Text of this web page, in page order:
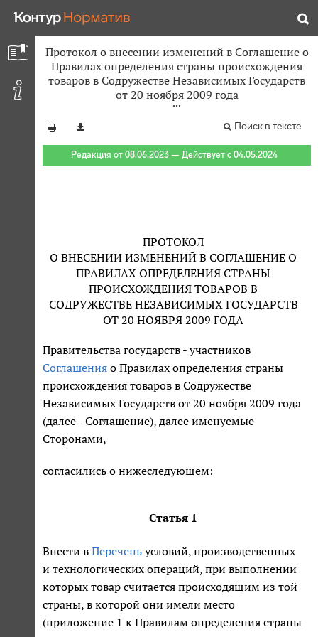
Протокол о внесении изменений в Соглашение о
Правилах определения страны происхождения
товаров в Содружестве Независимых Государств
от 20 ноября 2009 года
Поиск в тексте
Редакция от 08.06.2023 — Действует с 04.05.2024
ПРОТОКОЛ
О ВНЕСЕНИИ ИЗМЕНЕНИЙ В СОГЛАШЕНИЕ О
ПРАВИЛАХ ОПРЕДЕЛЕНИЯ СТРАНЫ
ПРОИСХОЖДЕНИЯ ТОВАРОВ В
СОДРУЖЕСТВЕ НЕЗАВИСИМЫХ ГОСУДАРСТВ
ОТ 20 НОЯБРЯ 2009 ГОДА
Правительства государств - участников
Соглашения о Правилах определения страны
происхождения товаров в Содружестве
Независимых Государств от 20 ноября 2009 года
(далее - Соглашение), далее именуемые
Сторонами,
согласились о нижеследующем:
Статья 1
Внести в Перечень условий, производственных
и технологических операций, при выполнении
которых товар считается происходящим из той
страны, в которой они имели место
(приложение 1 к Правилам определения страны